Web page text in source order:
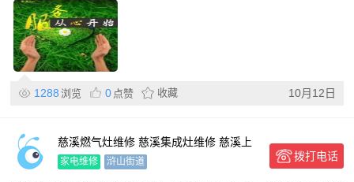
1288 浏览 0 点赞 收藏 10月12日
慈溪燃气灶维修 慈溪集成灶维修 慈溪上
门燃气灶维修
家电维修 浒山街道 拨打电话